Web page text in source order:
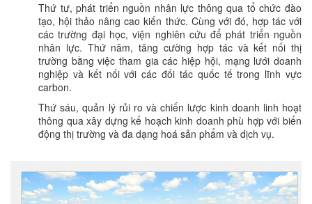
Thứ tư, phát triển nguồn nhân lực thông qua tổ chức đào
tạo, hội thảo nâng cao kiến thức. Cùng với đó, hợp tác với
các trường đại học, viện nghiên cứu để phát triển nguồn
nhân lực. Thứ năm, tăng cường hợp tác và kết nối thị
trường bằng việc tham gia các hiệp hội, mạng lưới doanh
nghiệp và kết nối với các đối tác quốc tế trong lĩnh vực
carbon.
Thứ sáu, quản lý rủi ro và chiến lược kinh doanh linh hoạt
thông qua xây dựng kế hoạch kinh doanh phù hợp với biến
động thị trường và đa dạng hoá sản phẩm và dịch vụ.